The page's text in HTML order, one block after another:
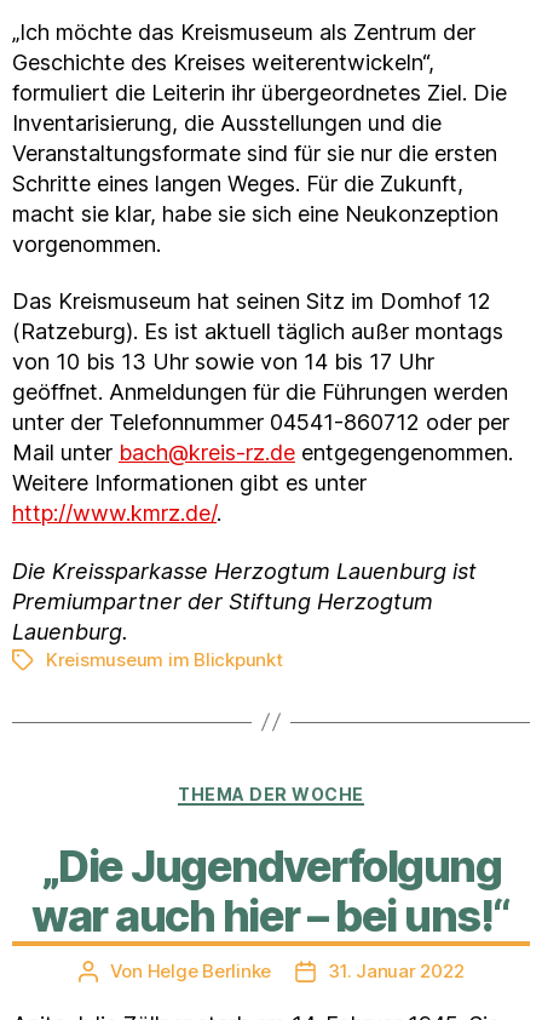
„Ich möchte das Kreismuseum als Zentrum der
Geschichte des Kreises weiterentwickeln“,
formuliert die Leiterin ihr übergeordnetes Ziel. Die
Inventarisierung, die Ausstellungen und die
Veranstaltungsformate sind für sie nur die ersten
Schritte eines langen Weges. Für die Zukunft,
macht sie klar, habe sie sich eine Neukonzeption
vorgenommen.
Das Kreismuseum hat seinen Sitz im Domhof 12
(Ratzeburg). Es ist aktuell täglich außer montags
von 10 bis 13 Uhr sowie von 14 bis 17 Uhr
geöffnet. Anmeldungen für die Führungen werden
unter der Telefonnummer 04541-860712 oder per
Mail unter bach@kreis-rz.de entgegengenommen.
Weitere Informationen gibt es unter
http://www.kmrz.de/.
Die Kreissparkasse Herzogtum Lauenburg ist
Premiumpartner der Stiftung Herzogtum
Lauenburg.
Schlagwörter
Kreismuseum im Blickpunkt
Kategorien
THEMA DER WOCHE
„Die Jugendverfolgung
war auch hier – bei uns!“
Beitragsautor
Von Helge Berlinke Veröffentlichungsdatum
31. Januar 2022